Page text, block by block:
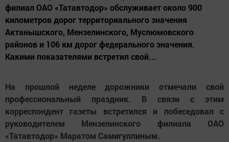
филиал ОАО «Татавтодор» обслуживает около 900
километров дорог территориального значения
Актанышского, Мензелинского, Муслюмовского
районов и 106 км дорог федерального значения.
Какими показателями встретил свой...
На прошлой неделе дорожники отмечали свой
профессиональный праздник. В связи с этим
корреспондент газеты встретился и побеседовал с
руководителем Мензелинского филиала ОАО
«Татавтодор» Маратом Самигуллиным.